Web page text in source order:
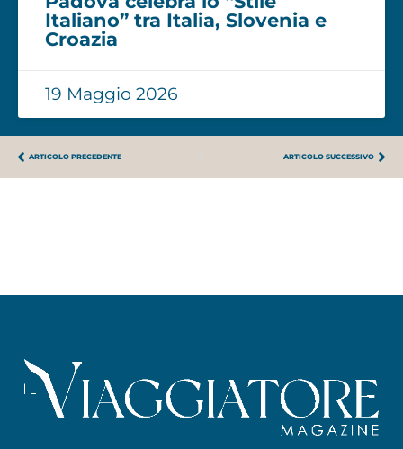
Italiano” tra Italia, Slovenia e
Croazia
19 Maggio 2026
ARTICOLO PRECEDENTE ARTICOLO SUCCESSIVO